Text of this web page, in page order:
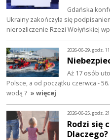
Gdańska
Ukrainy zakończyła się
nierozliczenie Rzezi Wołyńskiej
2026-06-29, godz.
Aż 17 osób
Polsce, a od początku czerwca -
wodą ? » więcej
2026-06-25, godz.
Rodzi się
Dlaczego?